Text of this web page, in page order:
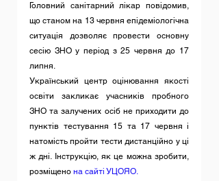
Головний санітарний лікар повідомив,
що станом на 13 червня епідеміологічна
ситуація дозволяє провести основну
сесію ЗНО у період з 25 червня до 17
липня.
Український центр оцінювання якості
освіти закликає учасників пробного
ЗНО та залучених осіб не приходити до
пунктів тестування 15 та 17 червня і
натомість пройти тести дистанційно у ці
ж дні. Інструкцію, як це можна зробити,
розміщено на сайті УЦОЯО.